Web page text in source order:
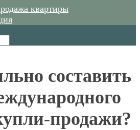
квартиры
составить
продажи?